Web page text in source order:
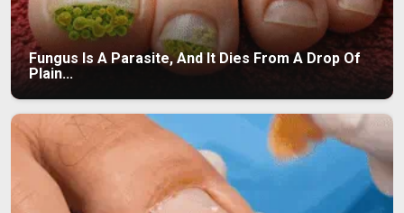
Fungus Is A Parasite, And It Dies From A Drop Of
Plain...